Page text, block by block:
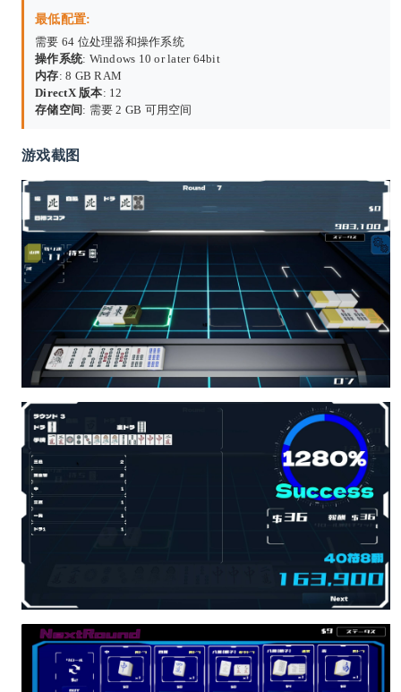
最低配置:
需要 64 位处理器和操作系统
操作系统: Windows 10 or later 64bit
内存: 8 GB RAM
DirectX 版本: 12
存储空间 : 需要 2 GB 可用空间
游戏截图